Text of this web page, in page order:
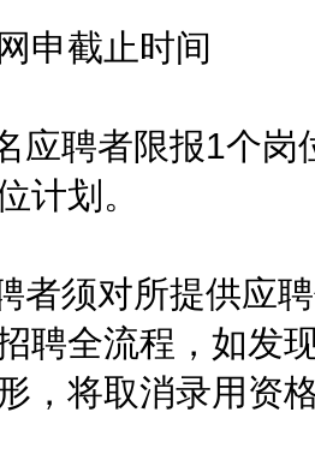
截止时间
聘者限报1个岗
计划。
须对所提供应聘
聘全流程，如发
，将取消录用资